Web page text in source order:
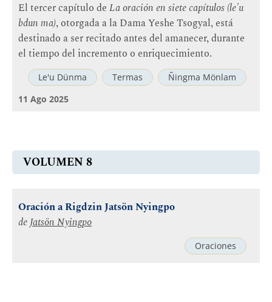
El tercer capítulo de La oración en siete capítulos (le'u
bdun ma), otorgada a la Dama Yeshe Tsogyal, está
destinado a ser recitado antes del amanecer, durante
el tiempo del incremento o enriquecimiento.
Le'u Dünma Termas
Ñingma Mönlam
11 Ago 2025
VOLUMEN 8
Oración a Rigdzin Jatsön Nyingpo
deJatsön Nyingpo
Oraciones